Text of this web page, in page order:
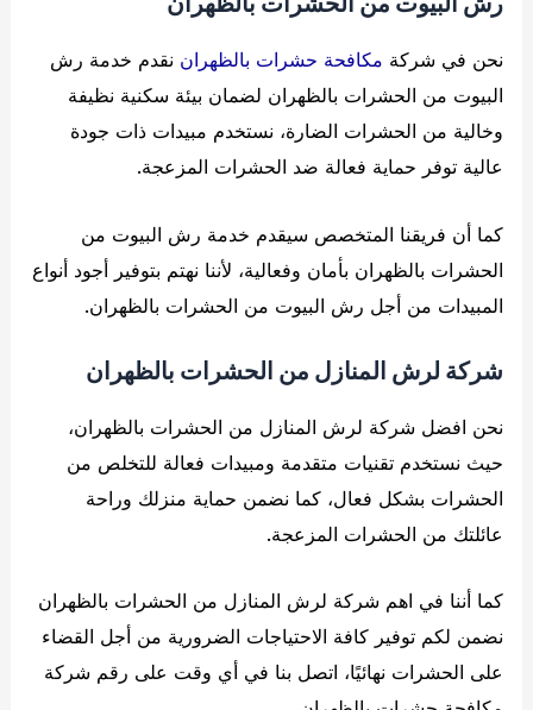
نحن في شركة مكافحة حشرات بالظهران نقدم خدمة رش
البيوت من الحشرات بالظهران لضمان بيئة سكنية نظيفة
وخالية من الحشرات الضارة، نستخدم مبيدات ذات جودة
عالية توفر حماية فعالة ضد الحشرات المزعجة.
كما أن فريقنا المتخصص سيقدم خدمة رش البيوت من
الحشرات بالظهران بأمان وفعالية، لأننا نهتم بتوفير أجود أنواع
المبيدات من أجل رش البيوت من الحشرات بالظهران.
شركة لرش المنازل من الحشرات بالظهران
نحن افضل شركة لرش المنازل من الحشرات بالظهران،
حيث نستخدم تقنيات متقدمة ومبيدات فعالة للتخلص من
الحشرات بشكل فعال، كما نضمن حماية منزلك وراحة
عائلتك من الحشرات المزعجة.
كما أننا في اهم شركة لرش المنازل من الحشرات بالظهران
نضمن لكم توفير كافة الاحتياجات الضرورية من أجل القضاء
على الحشرات نهائيًا، اتصل بنا في أي وقت على رقم شركة